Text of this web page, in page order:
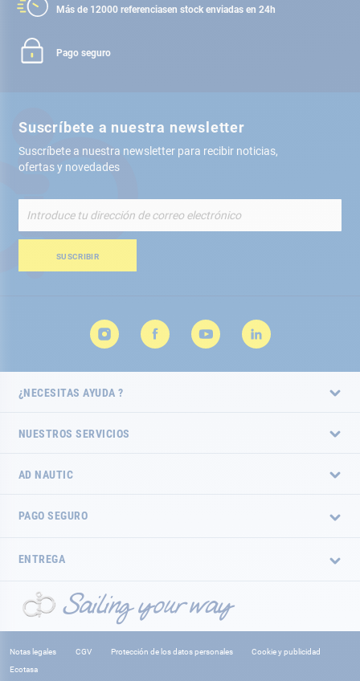
Más de 12000 referenciasen stock enviadas en 24h
Pago seguro
Suscríbete a nuestra newsletter
Suscríbete a nuestra newsletter para recibir noticias,
ofertas y novedades
nuestro
de
SUSCRIBIR
¿NECESITAS AYUDA ?
NUESTROS SERVICIOS
AD NAUTIC
PAGO SEGURO
ENTREGA
Notas legales CGV Protección de los datos personales
Cookie y publicidad
Ecotasa